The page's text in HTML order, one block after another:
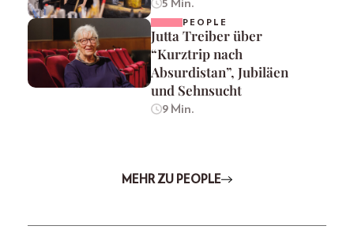
5 Min.
PEOPLE
Jutta Treiber über
“Kurztrip nach
Absurdistan”, Jubiläen
und Sehnsucht
9 Min.
MEHR ZU PEOPLE